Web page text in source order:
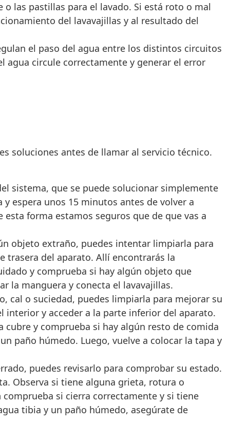
las pastillas para el lavado. Si está roto o mal
del lavavajillas y al resultado del
el paso del agua entre los distintos circuitos
agua circule correctamente y generar el error
soluciones antes de llamar al servicio técnico.
sistema, que se puede solucionar simplemente
espera unos 15 minutos antes de volver a
forma estamos seguros que de que vas a
objeto extraño, puedes intentar limpiarla para
trasera del aparato. Allí encontrarás la
y comprueba si hay algún objeto que
la manguera y conecta el lavavajillas.
cal o suciedad, puedes limpiarla para mejorar su
interior y acceder a la parte inferior del aparato.
y comprueba si hay algún resto de comida
paño húmedo. Luego, vuelve a colocar la tapa y
puedes revisarlo para comprobar su estado.
Observa si tiene alguna grieta, rotura o
si cierra correctamente y si tiene
tibia y un paño húmedo, asegúrate de